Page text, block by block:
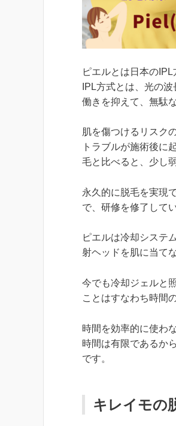
ピエルとは日本の
IPL方式とは、光の
働きを抑えて、無駄
肌を傷つけるリスク
トラブルが施術後に
毛と比べると、少し
永久的に脱毛を実現
で、研修を修了して
ピエルは冷却システ
射ヘッドを肌に当て
今でも冷却ジェルと
ことはすなわち時間
時間を効率的に使わ
時間は有限であるか
です。
キレイモの